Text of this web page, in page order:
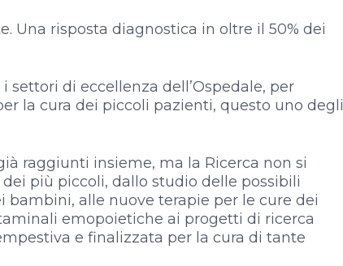
Una risposta diagnostica in oltre il 50% dei
di eccellenza dell’Ospedale, per
la cura dei piccoli pazienti, questo uno degli
raggiunti insieme, ma la Ricerca non si
più piccoli, dallo studio delle possibili
alle nuove terapie per le cure dei
emopoietiche ai progetti di ricerca
e finalizzata per la cura di tante